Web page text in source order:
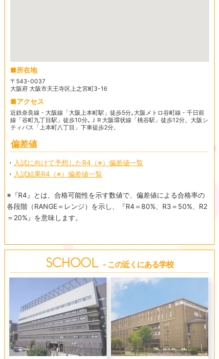
所在地
〒543-0037
大阪府 大阪市天王寺区上之宮町3-16
アクセス
近鉄奈良線・大阪線「大阪上本町駅」徒歩5分｡大阪メトロ谷町線・千日前
線「谷町九丁目駅」徒歩10分｡ＪＲ大阪環状線「桃谷駅」徒歩12分。大阪シ
ティバス「上本町八丁目」下車徒歩2分。
偏差値
・ 入試に向けて予想したR4（※）偏差値一覧
・ 入試結果R4（※）偏差値一覧
※『R4』とは、合格可能性を示す数値で、偏差値による合格率の
各段階（RANGE＝レンジ）を示し、『R4＝80%、R3＝50%、R2
＝20%』を意味します。
- この近くにある学校